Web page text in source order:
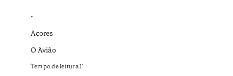
•
Açores
O Avião
Tempo de leitura1’